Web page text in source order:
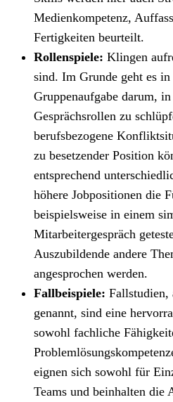
Medienkompetenz,
Fertigkeiten beurteilt.
Rollenspiele: Klingen
sind. Im Grunde geht es
Gruppenaufgabe darum,
Gesprächsrollen zu
berufsbezogene
zu besetzender Position
entsprechend
höhere Jobpositionen die
beispielsweise in einem
Mitarbeitergespräch
Auszubildende andere
angesprochen werden.
Fallbeispiele: Fallstudien,
genannt, sind eine
sowohl fachliche
eignen sich sowohl für
Teams und beinhalten die